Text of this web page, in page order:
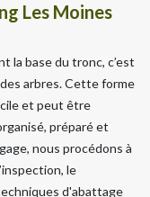
Les Moines
la base du tronc, c’est
arbres. Cette forme
et peut être
préparé et
nous procédons à
le
d'abattage